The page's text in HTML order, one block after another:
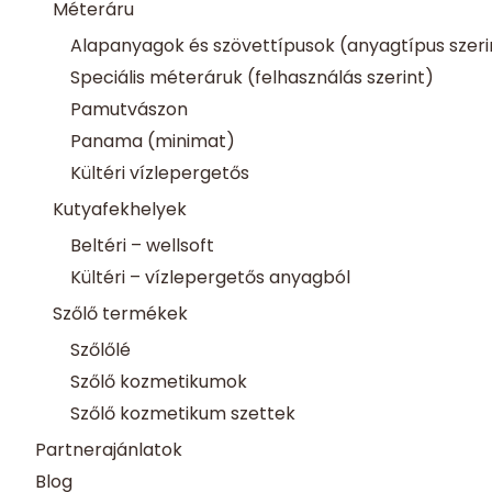
Méteráru
Alapanyagok és szövettípusok (anyagtípus
Speciális méteráruk (felhasználás szerint)
Pamutvászon
Panama (minimat)
Kültéri vízlepergetős
Kutyafekhelyek
Beltéri – wellsoft
Kültéri – vízlepergetős anyagból
Szőlő termékek
Szőlőlé
Szőlő kozmetikumok
Szőlő kozmetikum szettek
Partnerajánlatok
Blog